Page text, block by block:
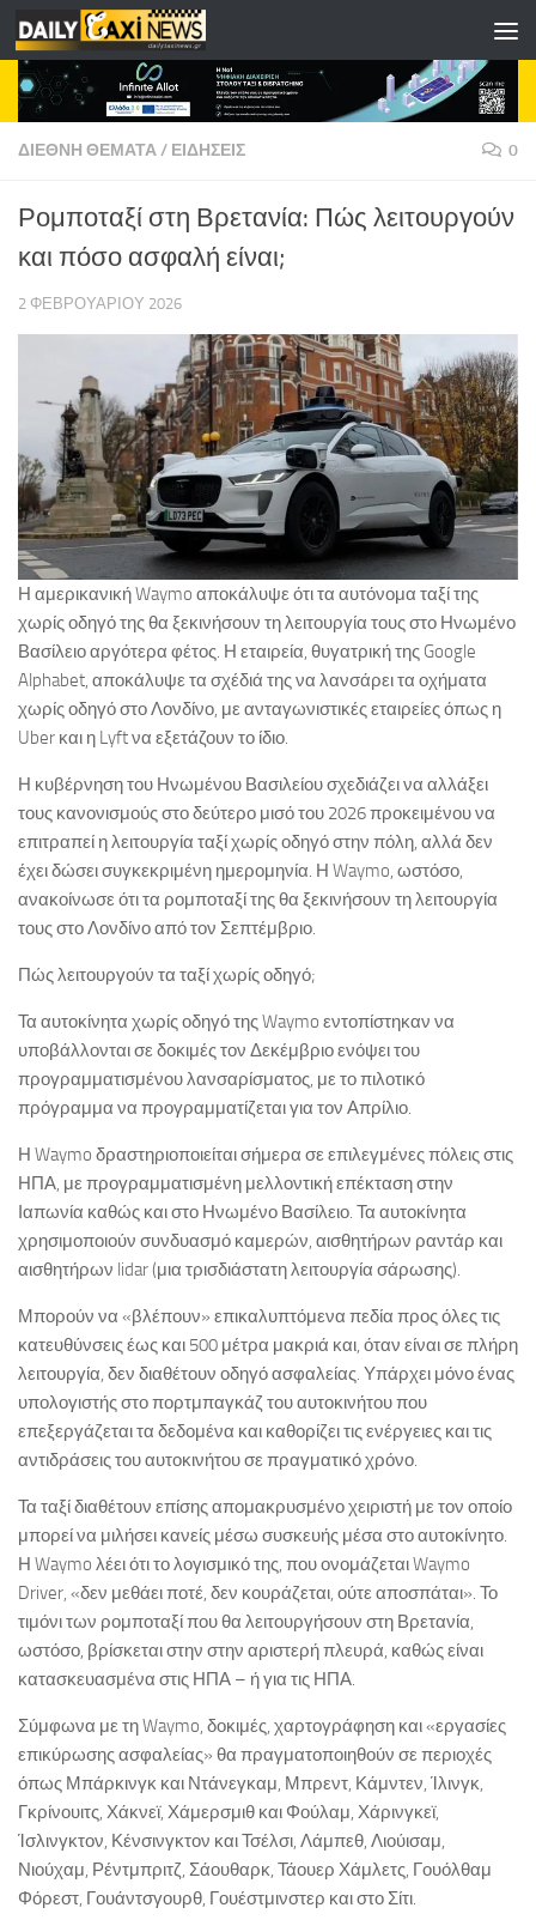
Skip to content
ΔΙΕΘΝΗ ΘΕΜΑΤΑ/ ΕΙΔΗΣΕΙΣ 0
Ρομποταξί στη Βρετανία: Πώς λειτουργούν
και πόσο ασφαλή είναι;
2 ΦΕΒΡΟΥΑΡΊΟΥ 2026
Η αμερικανική Waymo αποκάλυψε ότι τα αυτόνομα ταξί της
χωρίς οδηγό της θα ξεκινήσουν τη λειτουργία τους στο Ηνωμένο
Βασίλειο αργότερα φέτος. Η εταιρεία, θυγατρική της Google
Alphabet, αποκάλυψε τα σχέδιά της να λανσάρει τα οχήματα
χωρίς οδηγό στο Λονδίνο, με ανταγωνιστικές εταιρείες όπως η
Uber και η Lyft να εξετάζουν το ίδιο.
Η κυβέρνηση του Ηνωμένου Βασιλείου σχεδιάζει να αλλάξει
τους κανονισμούς στο δεύτερο μισό του 2026 προκειμένου να
επιτραπεί η λειτουργία ταξί χωρίς οδηγό στην πόλη, αλλά δεν
έχει δώσει συγκεκριμένη ημερομηνία. Η Waymo, ωστόσο,
ανακοίνωσε ότι τα ρομποταξί της θα ξεκινήσουν τη λειτουργία
τους στο Λονδίνο από τον Σεπτέμβριο.
Πώς λειτουργούν τα ταξί χωρίς οδηγό;
Τα αυτοκίνητα χωρίς οδηγό της Waymo εντοπίστηκαν να
υποβάλλονται σε δοκιμές τον Δεκέμβριο ενόψει του
προγραμματισμένου λανσαρίσματος, με το πιλοτικό
πρόγραμμα να προγραμματίζεται για τον Απρίλιο.
Η Waymo δραστηριοποιείται σήμερα σε επιλεγμένες πόλεις στις
ΗΠΑ, με προγραμματισμένη μελλοντική επέκταση στην
Ιαπωνία καθώς και στο Ηνωμένο Βασίλειο. Τα αυτοκίνητα
χρησιμοποιούν συνδυασμό καμερών, αισθητήρων ραντάρ και
αισθητήρων lidar (μια τρισδιάστατη λειτουργία σάρωσης).
Μπορούν να «βλέπουν» επικαλυπτόμενα πεδία προς όλες τις
κατευθύνσεις έως και 500 μέτρα μακριά και, όταν είναι σε πλήρη
λειτουργία, δεν διαθέτουν οδηγό ασφαλείας. Υπάρχει μόνο ένας
υπολογιστής στο πορτμπαγκάζ του αυτοκινήτου που
επεξεργάζεται τα δεδομένα και καθορίζει τις ενέργειες και τις
αντιδράσεις του αυτοκινήτου σε πραγματικό χρόνο.
Τα ταξί διαθέτουν επίσης απομακρυσμένο χειριστή με τον οποίο
μπορεί να μιλήσει κανείς μέσω συσκευής μέσα στο αυτοκίνητο.
Η Waymo λέει ότι το λογισμικό της, που ονομάζεται Waymo
Driver, «δεν μεθάει ποτέ, δεν κουράζεται, ούτε αποσπάται». Το
τιμόνι των ρομποταξί που θα λειτουργήσουν στη Βρετανία,
ωστόσο, βρίσκεται στην στην αριστερή πλευρά, καθώς είναι
κατασκευασμένα στις ΗΠΑ – ή για τις ΗΠΑ.
Σύμφωνα με τη Waymo, δοκιμές, χαρτογράφηση και «εργασίες
επικύρωσης ασφαλείας» θα πραγματοποιηθούν σε περιοχές
όπως Μπάρκινγκ και Ντάνεγκαμ, Μπρεντ, Κάμντεν, Ίλινγκ,
Γκρίνουιτς, Χάκνεϊ, Χάμερσμιθ και Φούλαμ, Χάρινγκεϊ,
Ίσλινγκτον, Κένσινγκτον και Τσέλσι, Λάμπεθ, Λιούισαμ,
Νιούχαμ, Ρέντμπριτζ, Σάουθαρκ, Τάουερ Χάμλετς, Γουόλθαμ
Φόρεστ, Γουάντσγουρθ, Γουέστμινστερ και στο Σίτι.